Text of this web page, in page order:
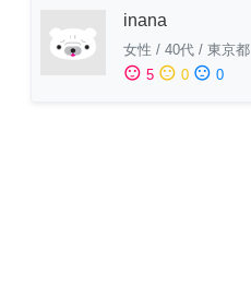
inana
女性 / 40代 / 東京都
sentiment_satisfied 5 sentiment_neutral 0 sentiment_dissatisfied 0